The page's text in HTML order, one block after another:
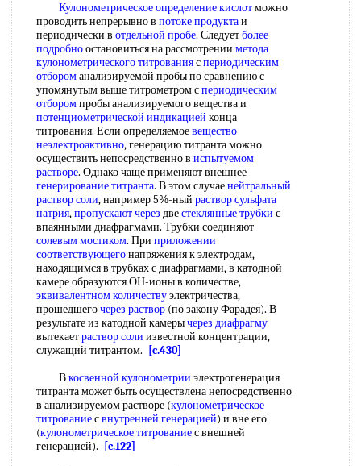
Кулонометрическое определение кислотможно
проводить непрерывно в потоке продуктаи
периодически в отдельной пробе. Следуетболее
подробноостановиться на рассмотрении метода
кулонометрического титрованияспериодическим
отбороманализируемой пробы по сравнению с
упомянутым выше титрометром спериодическим
отборомпробы анализируемого вещества и
потенциометрической индикацией конца
титрования. Если определяемоевещество
неэлектроактивно, генерацию титранта можно
осуществить непосредственно в испытуемом
растворе. Однако чаще применяют внешнее
генерирование титранта. В этом случаенейтральный
раствор соли, например 5%-ный раствор сульфата
натрия,пропускают через двестеклянные трубки с
впаянными диафрагмами. Трубки соединяют
солевым мостиком. При приложении
соответствующегонапряжения к электродам,
находящимся в трубках с диафрагмами, в катодной
камере образуются ОН-ионы в количестве,
эквивалентном количествуэлектричества,
прошедшегочерез раствор (по закону Фарадея). В
результате из катодной камерычерез диафрагму
вытекаетраствор соли известной концентрации,
служащий титрантом.
[c.430]
Вкосвенной кулонометрии электрогенерация
титранта может быть осуществлена непосредственно
в анализируемом растворе (кулонометрическое
титрованиесвнутренней генерацией) и вне его
(кулонометрическое титрованиес внешней
генерацией).
[c.122]